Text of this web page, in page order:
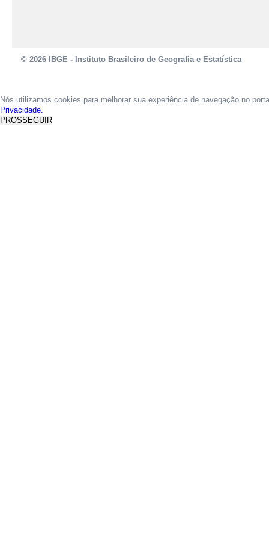
© 2026 IBGE - Instituto Brasileiro de Geografia e Estatística
Nós utilizamos cookies para melhorar sua experiência de navegação no
Privacidade.
PROSSEGUIR